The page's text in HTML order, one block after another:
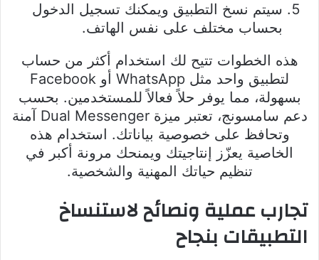
سيتم نسخ التطبيق ويمكنك تسجيل الدخول
بحساب مختلف على نفس الهاتف.
هذه الخطوات تتيح لك استخدام أكثر من حساب
لتطبيق واحد مثل WhatsApp أو Facebook
بسهولة، مما يوفر حلاً فعالاً للمستخدمين. بحسب
دعم سامسونج، تعتبر ميزة Dual Messenger آمنة
وتحافظ على خصوصية بياناتك. استخدام هذه
الخاصية يعزّز إنتاجيتك ويمنحك مرونة أكبر في
تنظيم حياتك المهنية والشخصية.
تجارب عملية ونصائح لاستنساخ
التطبيقات بنجاح